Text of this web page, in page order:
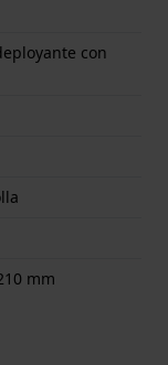
con
mm